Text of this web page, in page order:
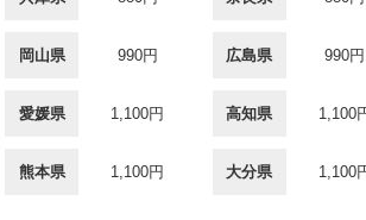
岡山県 990円 広島県 990円
愛媛県 1,100円 高知県 1,100
熊本県 1,100円 大分県 1,100